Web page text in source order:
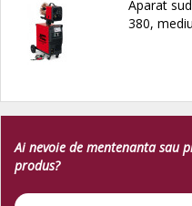
Aparat
380,
Ai nevoie de mentenanta sau
produs?